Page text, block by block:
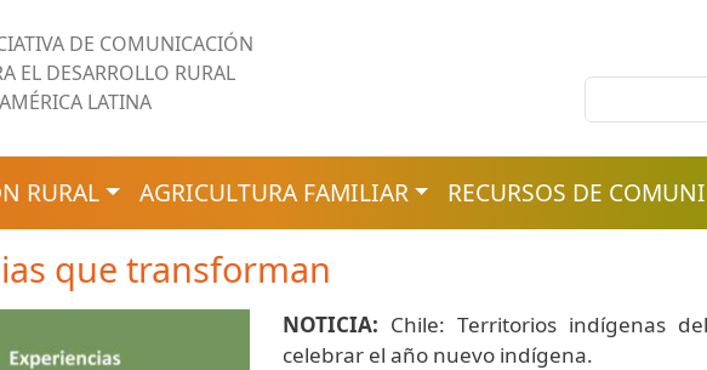
DE COMUNICACIÓN
EL DESARROLLO RURAL
LATINA
RURAL AGRICULTURA FAMILIAR RECURSOS DE
que transforman
NOTICIA: Chile: Territorios indígenas
celebrar el año nuevo indígena.